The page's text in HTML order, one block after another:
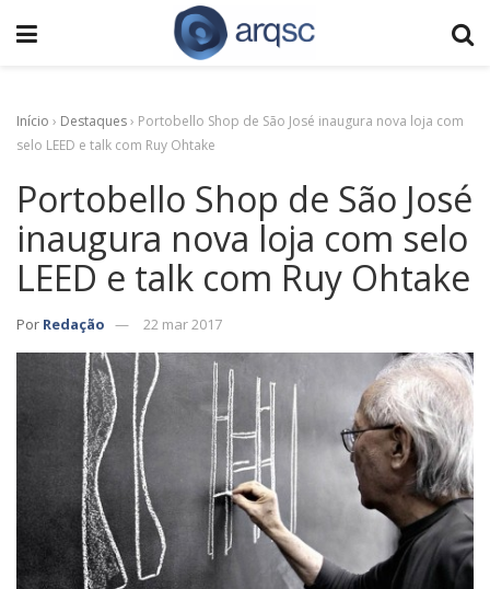
Início › Destaques› Portobello Shop de São José inaugura nova loja com
selo LEED e talk com Ruy Ohtake
Portobello Shop de São José
inaugura nova loja com selo
LEED e talk com Ruy Ohtake
Por Redação 22 mar 2017